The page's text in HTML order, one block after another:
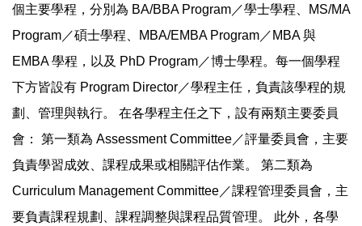
個主要學程，分別為 BA/BBA Program／學士學程、MS/MA
Program／碩士學程、MBA/EMBA Program／MBA 與
EMBA 學程，以及 PhD Program／博士學程。每一個學程
下方皆設有 Program Director／學程主任，負責該學程的規
劃、管理與執行。 在各學程主任之下，設有兩類主要委員
會： 第一類為 Assessment Committee／評量委員會，主要
負責學習成效、課程成果或相關評估作業。 第二類為
Curriculum Management Committee／課程管理委員會，主
要負責課程規劃、課程調整與課程品質管理。 此外，各學